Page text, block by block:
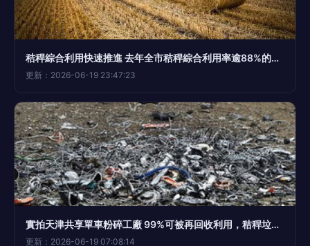
秸稈綜合利用快速推進 去年全市秸稈綜合利用率逾88%的實踐與啟示
更新：2026-06-19 23:47:23
實拍天津共享單車粉碎工廠 99%可被再回收利用，秸稈垃圾變身綠色資源
更新：2026-06-19 07:08:14